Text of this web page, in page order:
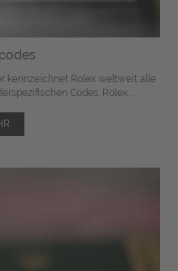
kennzeichnet Rolex weltweit alle
Codes. Rolex ...